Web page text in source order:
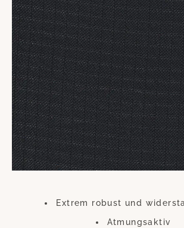
handelt es sich um eine Art lebensverlängernde
hochwertigen Möbel.
Ihre Möbel mit diesen Überzügen zu versehen
Handumdrehen erledigt. Der dadurch zu
länger an. Die Überwürfe trotzen zu heftiger
anderen ungünstigen Wetterverhältnissen.
sollten Sie also keinesfalls sparen. Diese kleine
Hundertfach auszahlen, so dass Sie sich lange
aussehenden Möbeln werden
Bitte beachten Sie, dass sich die Überzüge
farblich verändern können. Dies beeinträchtigt
Funktion, noch die Langlebigkeit des Überzugs.
Polyester.
Extrem robust und
Atmungsaktiv